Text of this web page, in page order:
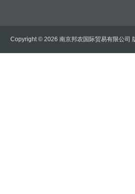
Copyright © 2026 南京邦农国际贸易有限公司